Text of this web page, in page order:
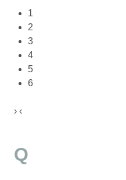
1
2
3
4
5
6
› ‹
Q